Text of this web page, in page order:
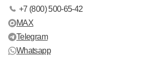
+7 (800) 500-65-42
MAX
Telegram
Whatsapp